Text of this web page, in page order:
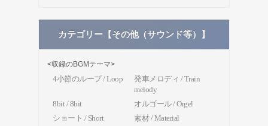
カテゴリー【その他（サウンド等）】
<収録のBGMテーマ>
4小節のループ / Loop
発車メロディ / Train
melody
8bit / 8bit
オルゴール / Orgel
ショート / Short
素材 / Material